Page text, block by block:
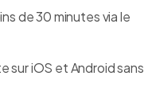
de 30 minutes via le
sur iOS et Android sans